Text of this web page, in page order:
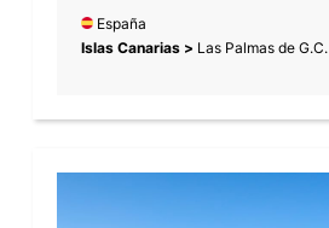
España
Islas Canarias > Las Palmas de G.C.